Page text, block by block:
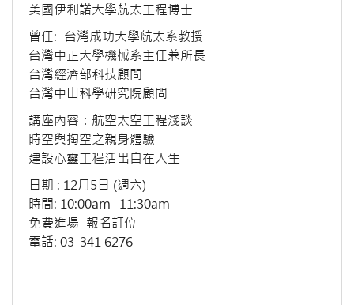
美國伊利諾大學航太工程博士
曾任: 台灣成功大學航太系教授
台灣中正大學機械系主任兼所長
台灣經濟部科技顧問
台灣中山科學研究院顧問
講座內容：航空太空工程淺談
時空與掏空之親身體驗
建設心靈工程活出自在人生
日期 : 12月5日 (週六)
時間: 10:00am -11:30am
免費進場 報名訂位
電話: 03-341 6276